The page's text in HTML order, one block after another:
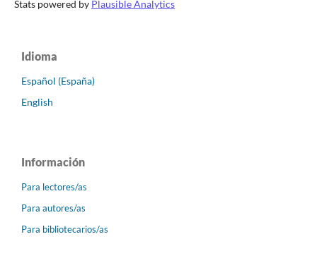
Stats powered by Plausible Analytics
Idioma
Español (España)
English
Información
Para lectores/as
Para autores/as
Para bibliotecarios/as